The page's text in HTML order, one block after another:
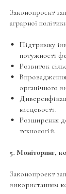
Законопроєкт
аграрної
Підтримку
потужності
Розвиток
Впровадження
органічного
місцевості.
Розширення
технологій.
5. Моніторинг,
Законопроєкт
використанням